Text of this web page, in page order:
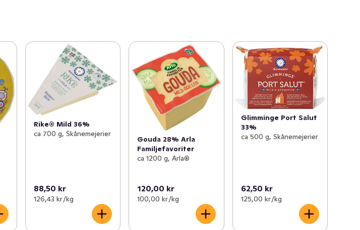
Rike® Mild 36%
ca 700 g, Skånemejerier
88,50 kr
126,43 kr /kg
Gouda 28% Arla
Familjefavoriter
ca 1200 g, Arla®
120,00 kr
100,00 kr /kg
Glimminge Port Salut
33%
ca 500 g, Skånemejerier
62,50 kr
125,00 kr /kg